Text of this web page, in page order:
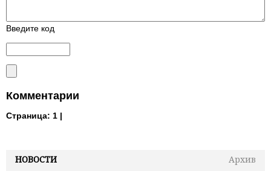
НОВОСТИ
Архив
Введите код
Комментарии
Страница: 1 |